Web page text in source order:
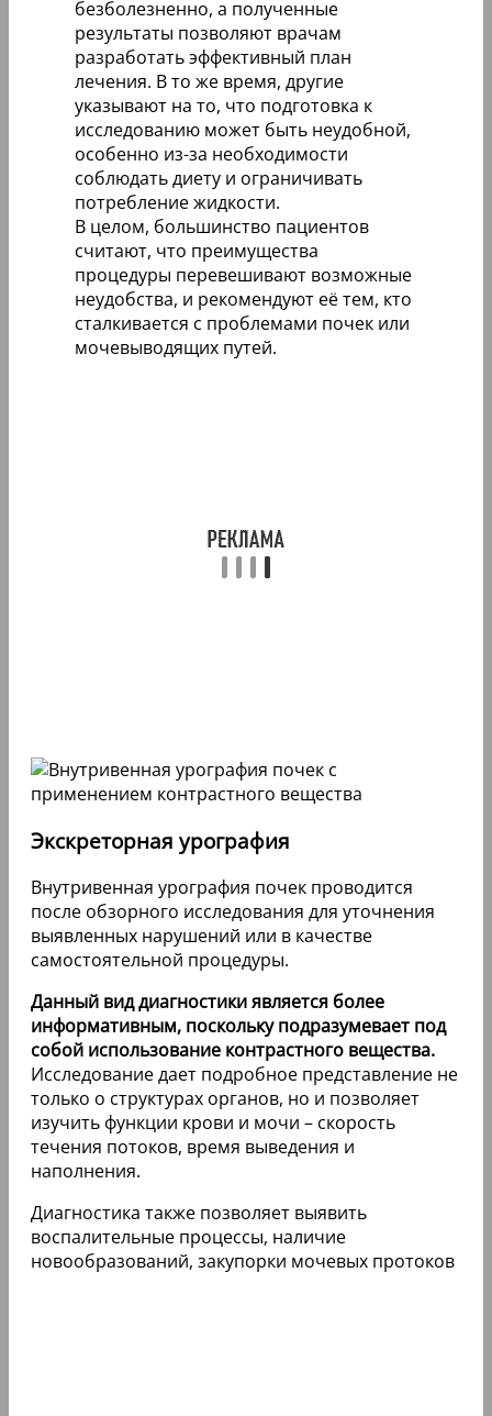
безболезненно, а полученные
результаты позволяют врачам
разработать эффективный план
лечения. В то же время, другие
указывают на то, что подготовка к
исследованию может быть неудобной,
особенно из-за необходимости
соблюдать диету и ограничивать
потребление жидкости.
В целом, большинство пациентов
считают, что преимущества
процедуры перевешивают возможные
неудобства, и рекомендуют её тем, кто
сталкивается с проблемами почек или
мочевыводящих путей.
Экскреторная урография
Внутривенная урография почек проводится
после обзорного исследования для уточнения
выявленных нарушений или в качестве
самостоятельной процедуры.
Данный вид диагностики является более
информативным, поскольку подразумевает под
собой использование контрастного вещества.
Исследование дает подробное представление не
только о структурах органов, но и позволяет
изучить функции крови и мочи – скорость
течения потоков, время выведения и
наполнения.
Диагностика также позволяет выявить
воспалительные процессы, наличие
новообразований, закупорки мочевых протоков